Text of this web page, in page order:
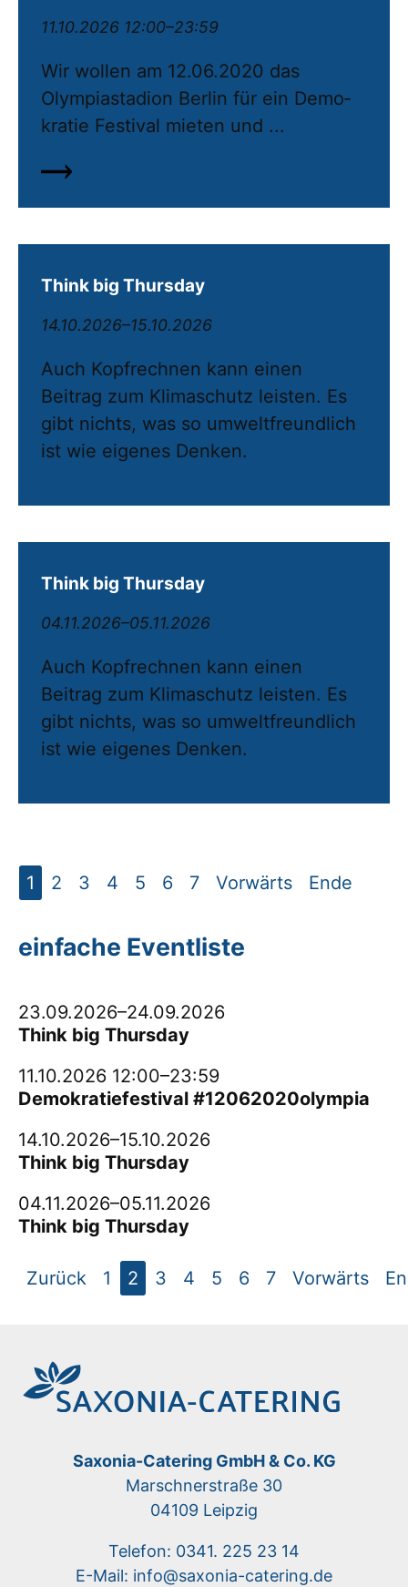
11.10.2026 12:00–23:59
Wir wollen am 12.06.2020 das
Olympiastadion Berlin für ein De­mo­
kratie Festival mieten und ...
Think big Thursday
14.10.2026–15.10.2026
Auch Kopfrechnen kann einen
Beitrag zum Klimaschutz leisten. Es
gibt nichts, was so umweltfreundlich
ist wie eigenes Denken.
Think big Thursday
04.11.2026–05.11.2026
Auch Kopfrechnen kann einen
Beitrag zum Klimaschutz leisten. Es
gibt nichts, was so umweltfreundlich
ist wie eigenes Denken.
1 2 3 4 5 6 7 Vorwärts Ende
einfache Eventliste
23.09.2026–24.09.2026
Think big Thursday
11.10.2026 12:00–23:59
Demokratiefestival #12062020olympia
14.10.2026–15.10.2026
Think big Thursday
04.11.2026–05.11.2026
Think big Thursday
Zurück 1 2 3 4 5 6 7 Vorwärts
Saxonia-Catering GmbH & Co. KG
Marschnerstraße 30
04109 Leipzig
Telefon: 0341. 225 23 14
E-Mail: info@saxonia-catering.de